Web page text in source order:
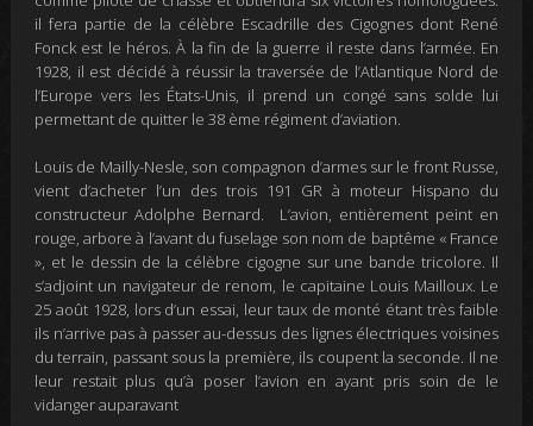
il fera partie de la célèbre Escadrille des Cigognes dont René
Fonck est le héros. À la fin de la guerre il reste dans l’armée. En
1928, il est décidé à réussir la traversée de l’Atlantique Nord de
l’Europe vers les États-Unis, il prend un congé sans solde lui
permettant de quitter le 38 ème régiment d’aviation.
Louis de Mailly-Nesle, son compagnon d’armes sur le front Russe,
vient d’acheter l’un des trois 191 GR à moteur Hispano du
constructeur Adolphe Bernard. L’avion, entièrement peint en
rouge, arbore à l’avant du fuselage son nom de baptême « France
», et le dessin de la célèbre cigogne sur une bande tricolore. Il
s’adjoint un navigateur de renom, le capitaine Louis Mailloux. Le
25 août 1928, lors d’un essai, leur taux de monté étant très faible
ils n’arrive pas à passer au-dessus des lignes électriques voisines
du terrain, passant sous la première, ils coupent la seconde. Il ne
leur restait plus qu’à poser l’avion en ayant pris soin de le
vidanger auparavant